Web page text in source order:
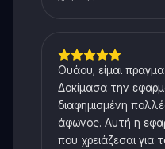
Ουάου, είμαι
Δοκίμασα την
διαφημισμένη
άφωνος. Αυτή η
που χρειάζεσαι για